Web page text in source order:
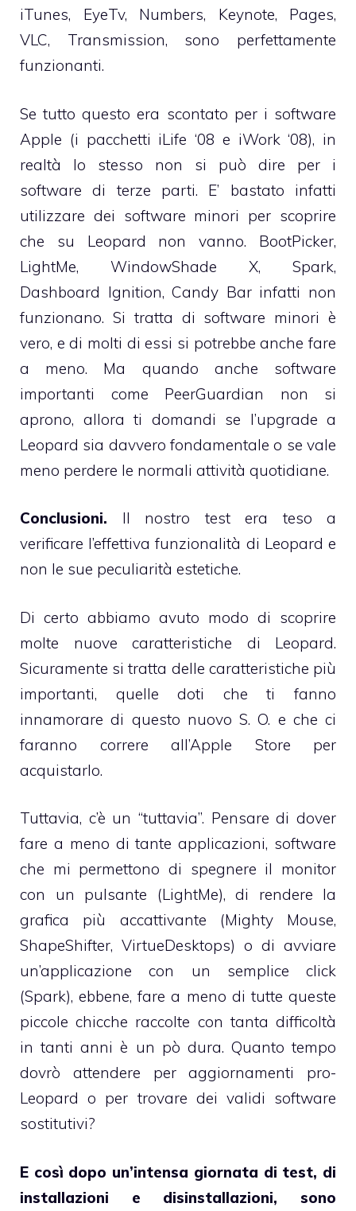
iTunes, EyeTv, Numbers, Keynote, Pages,
VLC, Transmission, sono perfettamente
funzionanti.
Se tutto questo era scontato per i software
Apple (i pacchetti iLife ‘08 e iWork ‘08), in
realtà lo stesso non si può dire per i
software di terze parti. E’ bastato infatti
utilizzare dei software minori per scoprire
che su Leopard non vanno. BootPicker,
LightMe, WindowShade X, Spark,
Dashboard Ignition,Candy Barinfatti non
funzionano. Si tratta di software minori è
vero, e di molti di essi si potrebbe anche fare
a meno. Ma quando anche software
importanti come PeerGuardian non si
aprono, allora ti domandi se l’upgrade a
Leopard sia davvero fondamentale o se vale
meno perdere le normali attività quotidiane.
Conclusioni. Il nostro test era teso a
verificare l’effettiva funzionalità di Leopard e
non le sue peculiarità estetiche.
Di certo abbiamo avuto modo di scoprire
molte nuove caratteristiche di Leopard.
Sicuramente si tratta delle caratteristiche più
importanti, quelle doti che ti fanno
innamorare di questo nuovo S. O. e che ci
faranno correre all’Apple Store per
acquistarlo.
Tuttavia, c’è un “tuttavia”. Pensare di dover
fare a meno di tante applicazioni, software
che mi permettono di spegnere il monitor
con un pulsante (LightMe), di rendere la
grafica più accattivante (Mighty Mouse,
ShapeShifter, VirtueDesktops) o di avviare
un’applicazione con un semplice click
(Spark), ebbene, fare a meno di tutte queste
piccole chicche raccolte con tanta difficoltà
in tanti anni è un pò dura. Quanto tempo
dovrò attendere per aggiornamenti pro-
Leopard o per trovare dei validi software
sostitutivi?
E così dopo un’intensa giornata di test, di
installazioni e disinstallazioni, sono